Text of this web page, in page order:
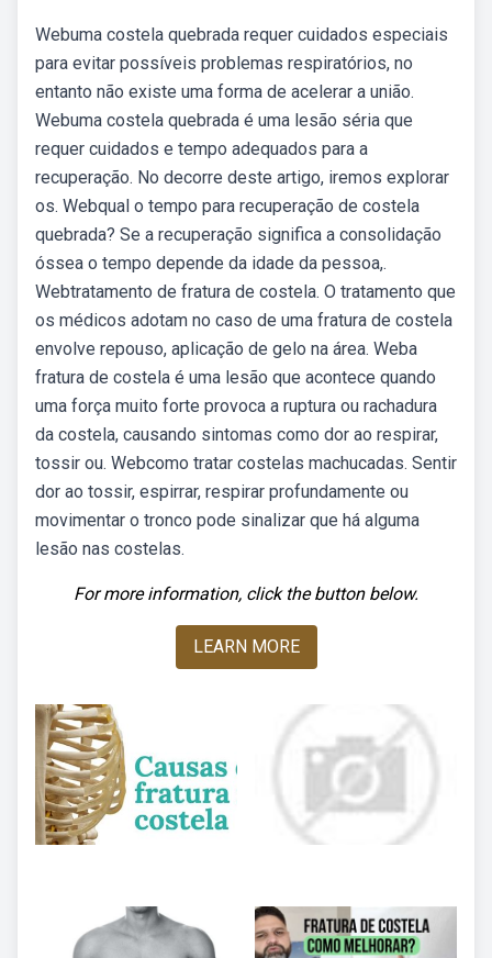
Webuma costela quebrada requer cuidados especiais
para evitar possíveis problemas respiratórios, no
entanto não existe uma forma de acelerar a união.
Webuma costela quebrada é uma lesão séria que
requer cuidados e tempo adequados para a
recuperação. No decorre deste artigo, iremos explorar
os. Webqual o tempo para recuperação de costela
quebrada? Se a recuperação significa a consolidação
óssea o tempo depende da idade da pessoa,.
Webtratamento de fratura de costela. O tratamento que
os médicos adotam no caso de uma fratura de costela
envolve repouso, aplicação de gelo na área. Weba
fratura de costela é uma lesão que acontece quando
uma força muito forte provoca a ruptura ou rachadura
da costela, causando sintomas como dor ao respirar,
tossir ou. Webcomo tratar costelas machucadas. Sentir
dor ao tossir, espirrar, respirar profundamente ou
movimentar o tronco pode sinalizar que há alguma
lesão nas costelas.
For more information, click the button below.
LEARN MORE